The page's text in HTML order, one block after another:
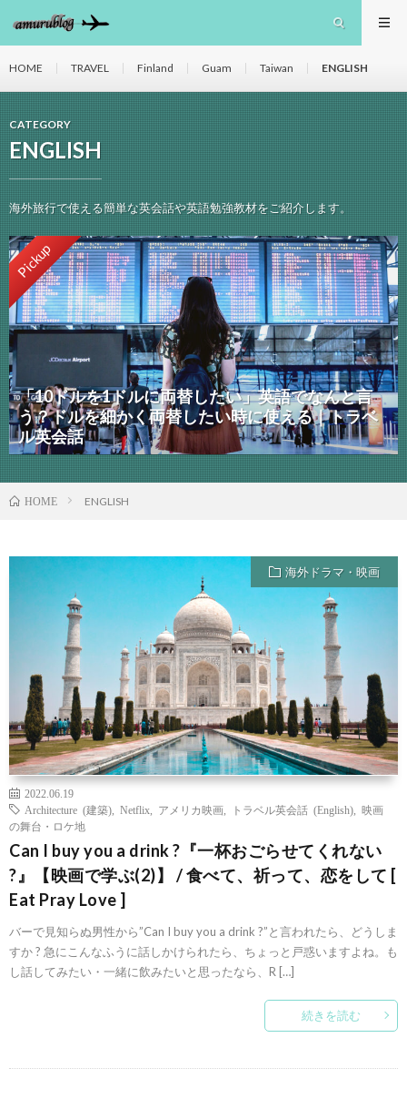
HOME TRAVEL Finland Guam Taiwan ENGLISH
CATEGORY
ENGLISH
海外旅行で使える簡単な英会話や英語勉強教材をご紹介します。
Pickup
「10ドルを1ドルに両替したい」英語でなんと言
う？ドルを細かく両替したい時に使える｜トラベ
ル英会話
HOME ENGLISH
海外ドラマ・映画
2022.06.19
Architecture (建築)
Netflix アメリカ映画 トラベル英会話 (English)
映画
の舞台・ロケ地
Can I buy you a drink ?『一杯おごらせてくれない
?』【映画で学ぶ(2)】 / 食べて、祈って、恋をして [
Eat Pray Love ]
バーで見知らぬ男性から”Can I buy you a drink ?”と言われたら、どうしま
すか ? 急にこんなふうに話しかけられたら、ちょっと戸惑いますよね。も
し話してみたい・一緒に飲みたいと思ったなら、R […]
続きを読む